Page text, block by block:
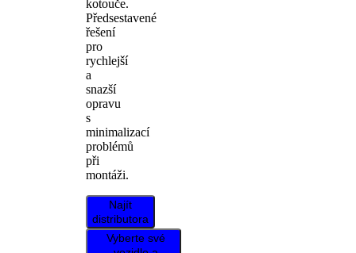
kotouče.
Předsestavené
řešení
pro
rychlejší
a
snazší
opravu
s
minimalizací
problémů
při
montáži.
Najít
distributora
Vyberte své